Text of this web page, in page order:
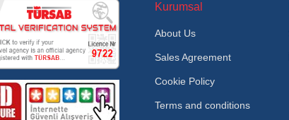
Kurumsal
About Us
Sales Agreement
Cookie Policy
Terms and conditions